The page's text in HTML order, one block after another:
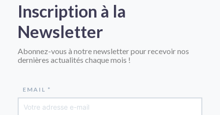
Inscription à la
Newsletter
Abonnez-vous à notre newsletter pour recevoir nos
dernières actualités chaque mois !
EMAIL *